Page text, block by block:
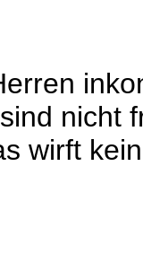
nicht
wirft